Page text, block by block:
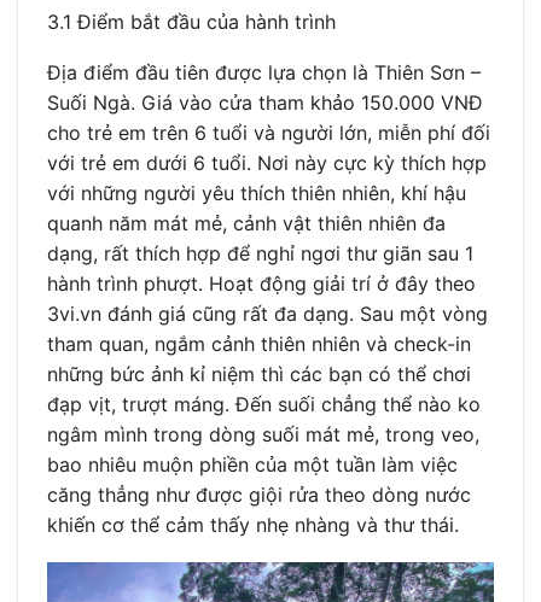
3.1 Điểm bắt đầu của hành trình
Địa điểm đầu tiên được lựa chọn là Thiên Sơn –
Suối Ngà. Giá vào cửa tham khảo 150.000 VNĐ
cho trẻ em trên 6 tuổi và người lớn, miễn phí đối
với trẻ em dưới 6 tuổi. Nơi này cực kỳ thích hợp
với những người yêu thích thiên nhiên, khí hậu
quanh năm mát mẻ, cảnh vật thiên nhiên đa
dạng, rất thích hợp để nghỉ ngơi thư giãn sau 1
hành trình phượt. Hoạt động giải trí ở đây theo
3vi.vn đánh giá cũng rất đa dạng. Sau một vòng
tham quan, ngắm cảnh thiên nhiên và check-in
những bức ảnh kỉ niệm thì các bạn có thể chơi
đạp vịt, trượt máng. Đến suối chẳng thể nào ko
ngâm mình trong dòng suối mát mẻ, trong veo,
bao nhiêu muộn phiền của một tuần làm việc
căng thẳng như được giội rửa theo dòng nước
khiến cơ thể cảm thấy nhẹ nhàng và thư thái.